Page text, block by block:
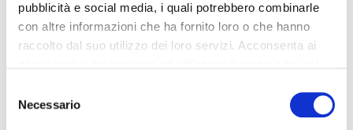
pubblicità e social media, i quali potrebbero combinarle
con altre informazioni che ha fornito loro o che hanno
raccolto dal suo utilizzo dei loro servizi. Acconsenta ai
delNecessario
Das Hotel ist ideal für Reisende mit Auto. ImHotel The Highland
Dallas, Curio Collection By Hiltones gibt eine Reiseagentur der
Kunden zur Verfügung. Die Hotel The Highland Dallas, Curio
Collection By Hilton bietet behindertengerecht. Das Anwesen ist
zum Shoppen. Bietet das Hotel Tennisplätze. Gäste können das
Restaurant im Hotel genießen. Diese Unterkunft bietet eine